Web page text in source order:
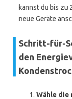
kannst du bis zu
neue Geräte
Schritt-für-
den
Wähle die